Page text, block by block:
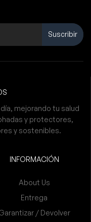
Suscribir
mejorando tu salud
y protectores,
y sostenibles.
INFORMACIÓN
About Us
Entrega
/ Devolver